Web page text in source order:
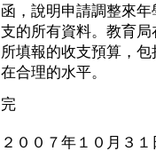
函，說明申請調整來
支的所有資料。教育
所填報的收支預算，
在合理的水平。
完
２００７年１０月３１